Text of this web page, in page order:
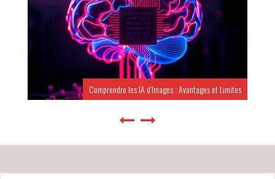
Comprendre les IA d’Images : Avantages et Limites